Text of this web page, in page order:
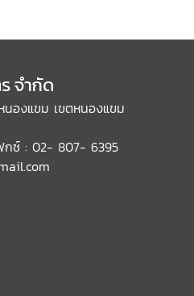
จำกัด
องแขม เขตหนองแขม
ซ์ : 02- 807- 6395